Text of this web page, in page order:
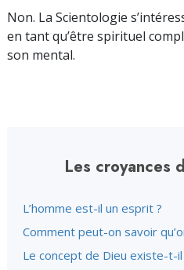
Non. La Scientologie
en tant qu’être spirituel
son mental.
Les croyances
L’homme est-il un esprit ?
Comment peut-on savoir
Le concept de Dieu existe-t-il